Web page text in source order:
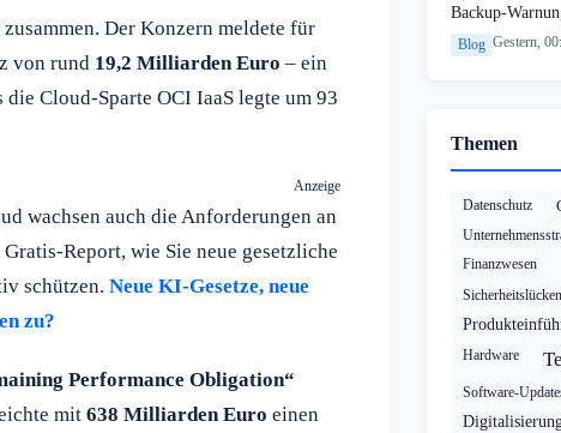
Der Konzern meldete für
von rund 19,2 Milliarden Euro – ein
Cloud-Sparte OCI IaaS legte um 93
Anzeige
wachsen auch die Anforderungen an
Report, wie Sie neue gesetzliche
schützen. Neue KI-Gesetze, neue
zu?
Performance Obligation“
mit 638 Milliarden Euro einen
Backup-
Blog Gestern,
Themen
Datenschutz
Finanzwesen
Sicherheitslücken
Hardware
Software-